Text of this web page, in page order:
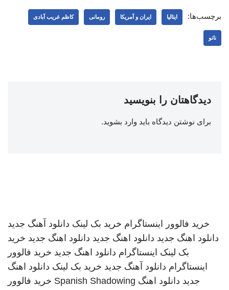
برچسب‌ها: ایتالیا ایران و آمریکا رومانی کاظم غریب آبادی
ناتو
دیدگاهتان را بنویسید
برای نوشتن دیدگاه باید وارد بشوید.
خرید فالوور اینستاگرام خرید بک لینک دانلود آهنگ جدید
دانلود اهنگ جدید دانلود اهنگ جدید دانلود اهنگ جدید خرید
بک لینک اینستاگرام دانلود اهنگ جدید خرید فالوور
اینستاگرام دانلود آهنگ جدید خرید بک لینک دانلود اهنگ
جدید دانلود اهنگ Spanish Shadowing خرید فالوور